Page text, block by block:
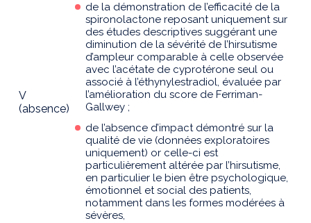
V
(absence)
de la démonstration de l’efficacité de la
spironolactone reposant uniquement sur
des études descriptives suggérant une
diminution de la sévérité de l’hirsutisme
d’ampleur comparable à celle observée
avec l’acétate de cyprotérone seul ou
associé à l’éthynylestradiol, évaluée par
l’amélioration du score de Ferriman-
Gallwey ;
de l’absence d’impact démontré sur la
qualité de vie (données exploratoires
uniquement) or celle-ci est
particulièrement altérée par l’hirsutisme,
en particulier le bien être psychologique,
émotionnel et social des patients,
notamment dans les formes modérées à
sévères,